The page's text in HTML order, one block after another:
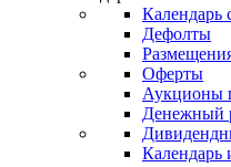
Календарь
Дефолты
Оферты
Аукционы
Денежный
Календарь